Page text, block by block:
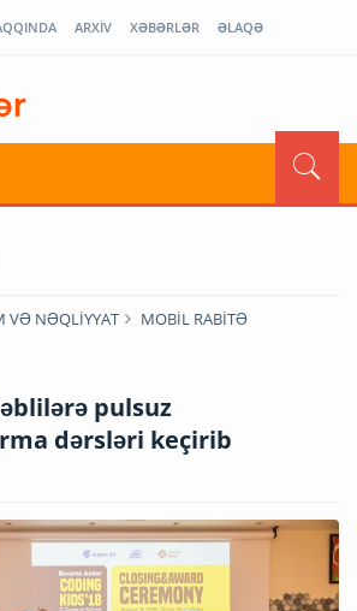
ARXİV XƏBƏRLƏR ƏLAQƏ
VƏ NƏQLİYYAT MOBİL RABİTƏ
pulsuz
dərsləri keçirib